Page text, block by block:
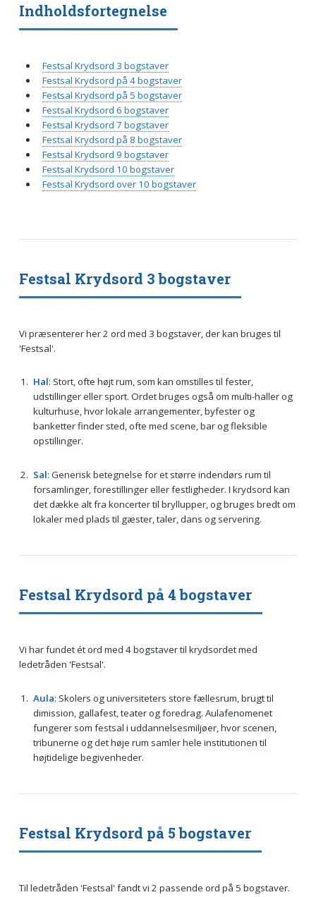
Festsal Krydsord 3 bogstaver
Vi præsenterer her 2 ord med 3 bogstaver, der kan bruges til
'Festsal'.
Hal: Stort, ofte højt rum, som kan omstilles til fester,
udstillinger eller sport. Ordet bruges også om multi-haller og
kulturhuse, hvor lokale arrangementer, byfester og
banketter finder sted, ofte med scene, bar og fleksible
opstillinger.
Sal: Generisk betegnelse for et større indendørs rum til
forsamlinger, forestillinger eller festligheder. I krydsord kan
det dække alt fra koncerter til bryllupper, og bruges bredt om
lokaler med plads til gæster, taler, dans og servering.
Festsal Krydsord på 4 bogstaver
Vi har fundet ét ord med 4 bogstaver til krydsordet med
ledetråden 'Festsal'.
Aula: Skolers og universiteters store fællesrum, brugt til
dimission, gallafest, teater og foredrag. Aulafenomenet
fungerer som festsal i uddannelsesmiljøer, hvor scenen,
tribunerne og det høje rum samler hele institutionen til
højtidelige begivenheder.
Festsal Krydsord på 5 bogstaver
Til ledetråden 'Festsal' fandt vi 2 passende ord på 5 bogstaver.
Indholdsfortegnelse
Festsal Krydsord 3 bogstaver
Festsal Krydsord på 4 bogstaver
Festsal Krydsord på 5 bogstaver
Festsal Krydsord 6 bogstaver
Festsal Krydsord 7 bogstaver
Festsal Krydsord på 8 bogstaver
Festsal Krydsord 9 bogstaver
Festsal Krydsord 10 bogstaver
Festsal Krydsord over 10 bogstaver